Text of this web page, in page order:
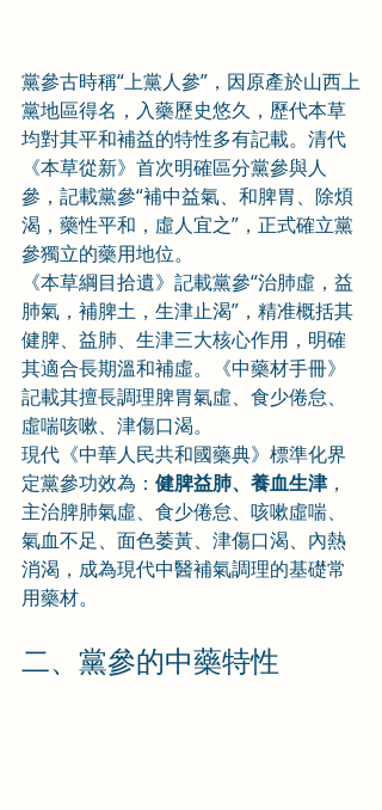
黨參古時稱“上黨人參”，因原產於山西上
黨地區得名，入藥歷史悠久，歷代本草
均對其平和補益的特性多有記載。清代
《本草從新》首次明確區分黨參與人
參，記載黨參“補中益氣、和脾胃、除煩
渴，藥性平和，虛人宜之”，正式確立黨
參獨立的藥用地位。
《本草綱目拾遺》記載黨參“治肺虛，益
肺氣，補脾土，生津止渴”，精准概括其
健脾、益肺、生津三大核心作用，明確
其適合長期溫和補虛。《中藥材手冊》
記載其擅長調理脾胃氣虛、食少倦怠、
虛喘咳嗽、津傷口渴。
現代《中華人民共和國藥典》標準化界
定黨參功效為： 健脾益肺、養血生津，
主治脾肺氣虛、食少倦怠、咳嗽虛喘、
氣血不足、面色萎黃、津傷口渴、內熱
消渴，成為現代中醫補氣調理的基礎常
用藥材。
二、黨參的中藥特性